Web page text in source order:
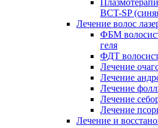
BCT-SP
Лечение волос
ФБМ
геля
ФДТ
Лечение
Лечение
Лечение
Лечение
Лечение
Лечение и